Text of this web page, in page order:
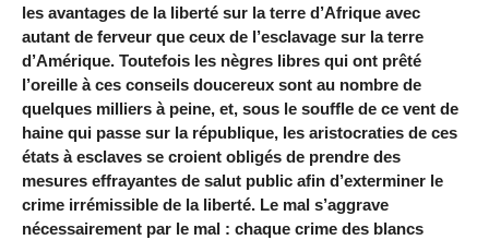
les avantages de la liberté sur la terre d’Afrique avec
autant de ferveur que ceux de l’esclavage sur la terre
d’Amérique. Toutefois les nègres libres qui ont prêté
l’oreille à ces conseils doucereux sont au nombre de
quelques milliers à peine, et, sous le souffle de ce vent de
haine qui passe sur la république, les aristocraties de ces
états à esclaves se croient obligés de prendre des
mesures effrayantes de salut public afin d’exterminer le
crime irrémissible de la liberté. Le mal s’aggrave
nécessairement par le mal : chaque crime des blancs